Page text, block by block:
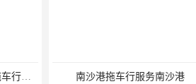
佛山到深圳盐田港集装箱拖车行单价|深耕港口服务 南沙港拖车行服务南沙港